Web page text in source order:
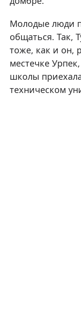
Молодые люди
общаться. Так,
тоже, как и он,
местечке
школы
техническом